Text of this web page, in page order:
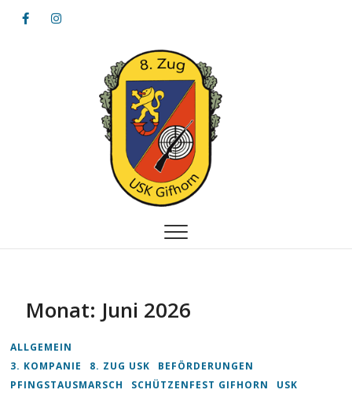
Monat: Juni 2026
ALLGEMEIN
3. KOMPANIE
8. ZUG USK
BEFÖRDERUNGEN
PFINGSTAUSMARSCH
SCHÜTZENFEST GIFHORN
USK